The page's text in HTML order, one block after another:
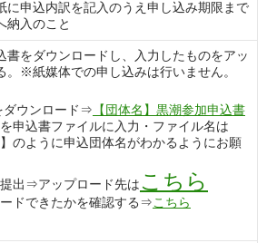
に申込内訳を記入のうえ申し込み期限まで
納入のこと
書をダウンロードし、入力したものをアッ
。※紙媒体での申し込みは行いません。
ダウンロード⇒ 【団体名】黒潮参加申込書
申込書ファイルに入力・ファイル名は
】のように申込団体名がわかるようにお願
出⇒アップロード先は こちら
ドできたかを確認する⇒こちら